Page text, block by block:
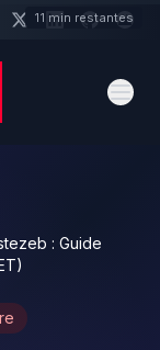
: Guide
11 min restantes